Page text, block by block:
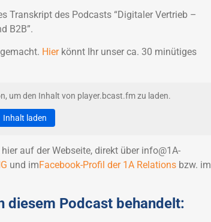
Transkript des Podcasts “Digitaler Vertrieb –
B2B”.
Hierkönnt Ihr unser ca. 30 minütiges
um den Inhalt von player.bcast.fm zu laden.
Inhalt laden
auf der Webseite, direkt über info@1A-
und imFacebook-Profil der 1A Relationsbzw. im
diesem Podcast behandelt: